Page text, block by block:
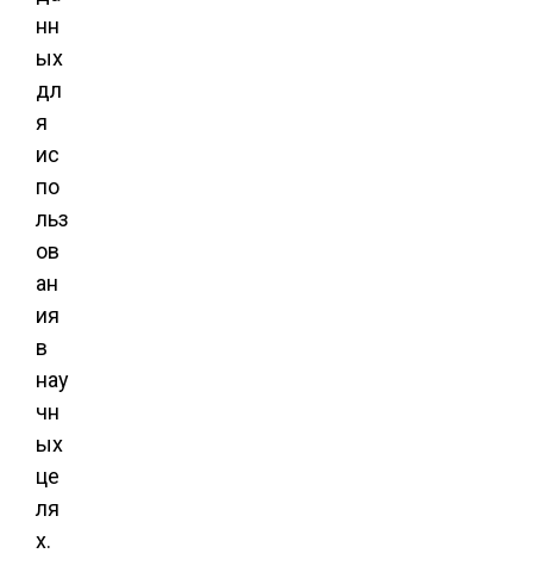
нн
ых
дл
я
ис
по
льз
ов
ан
ия
в
нау
чн
ых
це
ля
х.